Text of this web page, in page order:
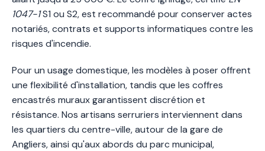
1047-1S1 ou S2, est recommandé pour conserver actes
notariés, contrats et supports informatiques contre les
risques d'incendie.
Pour un usage domestique, les modèles à poser offrent
une flexibilité d'installation, tandis que les coffres
encastrés muraux garantissent discrétion et
résistance. Nos artisans serruriers interviennent dans
les quartiers du centre-ville, autour de la gare de
Angliers, ainsi qu'aux abords du parc municipal,